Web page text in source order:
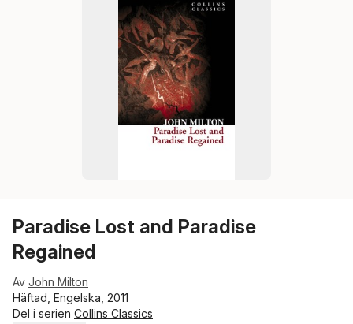
Paradise Lost and Paradise
Regained
Av John Milton
Häftad, Engelska, 2011
Del i serien Collins Classics